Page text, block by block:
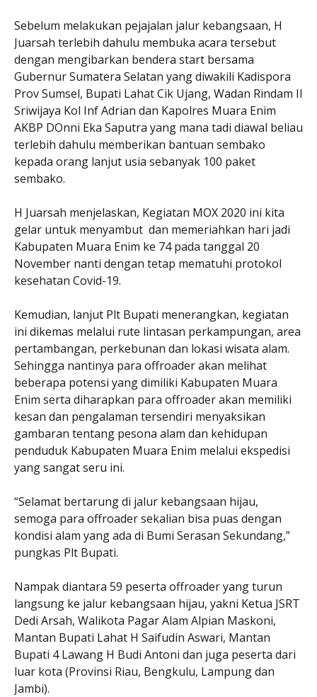
Sebelum melakukan pejajalan jalur kebangsaan, H
Juarsah terlebih dahulu membuka acara tersebut
dengan mengibarkan bendera start bersama
Gubernur Sumatera Selatan yang diwakili Kadispora
Prov Sumsel, Bupati Lahat Cik Ujang, Wadan Rindam II
Sriwijaya Kol Inf Adrian dan Kapolres Muara Enim
AKBP DOnni Eka Saputra yang mana tadi diawal beliau
terlebih dahulu memberikan bantuan sembako
kepada orang lanjut usia sebanyak 100 paket
sembako.
H Juarsah menjelaskan, Kegiatan MOX 2020 ini kita
gelar untuk menyambut dan memeriahkan hari jadi
Kabupaten Muara Enim ke 74 pada tanggal 20
November nanti dengan tetap mematuhi protokol
kesehatan Covid-19.
Kemudian, lanjut Plt Bupati menerangkan, kegiatan
ini dikemas melalui rute lintasan perkampungan, area
pertambangan, perkebunan dan lokasi wisata alam.
Sehingga nantinya para offroader akan melihat
beberapa potensi yang dimiliki Kabupaten Muara
Enim serta diharapkan para offroader akan memiliki
kesan dan pengalaman tersendiri menyaksikan
gambaran tentang pesona alam dan kehidupan
penduduk Kabupaten Muara Enim melalui ekspedisi
yang sangat seru ini.
“Selamat bertarung di jalur kebangsaan hijau,
semoga para offroader sekalian bisa puas dengan
kondisi alam yang ada di Bumi Serasan Sekundang,”
pungkas Plt Bupati.
Nampak diantara 59 peserta offroader yang turun
langsung ke jalur kebangsaan hijau, yakni Ketua JSRT
Dedi Arsah, Walikota Pagar Alam Alpian Maskoni,
Mantan Bupati Lahat H Saifudin Aswari, Mantan
Bupati 4 Lawang H Budi Antoni dan juga peserta dari
luar kota (Provinsi Riau, Bengkulu, Lampung dan
Jambi).